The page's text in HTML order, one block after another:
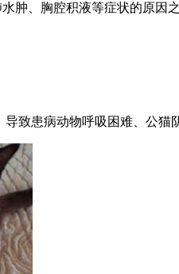
肿、胸腔积液等症状的原
致患病动物呼吸困难、公猫